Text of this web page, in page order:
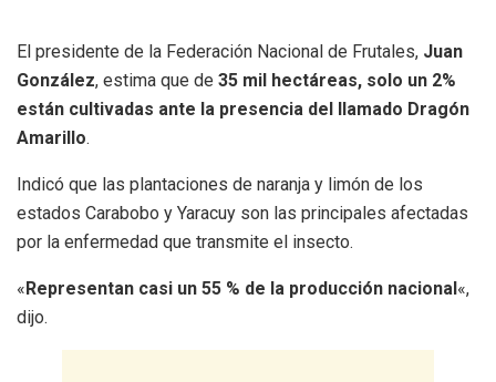
El presidente de la Federación Nacional de Frutales, Juan
González, estima que de 35 mil hectáreas, solo un 2%
están cultivadas ante la presencia del llamado Dragón
Amarillo.
Indicó que las plantaciones de naranja y limón de los
estados Carabobo y Yaracuy son las principales afectadas
por la enfermedad que transmite el insecto.
«Representan casi un 55 % de la producción nacional«,
dijo.